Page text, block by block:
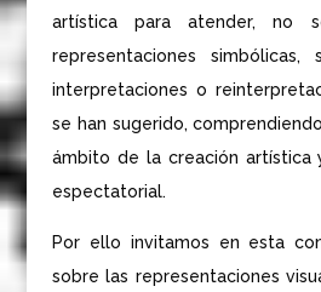
artística para atender, no
representaciones
interpretaciones o
se han sugerido,
ámbito de la creación artística
espectatorial.
Por ello invitamos en esta
sobre las representaciones